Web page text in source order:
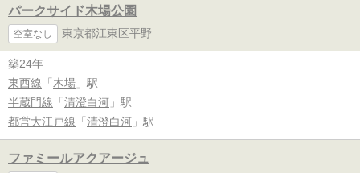
パークサイド木場公園
空室なし 東京都江東区平野
築24年
東西線 「 木場 」駅
半蔵門線 「 清澄白河 」駅
都営大江戸線 「 清澄白河 」駅
ファミールアクアージュ